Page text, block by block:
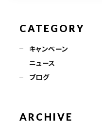
CATEGORY
キャンペーン
ニュース
ブログ
ARCHIVE